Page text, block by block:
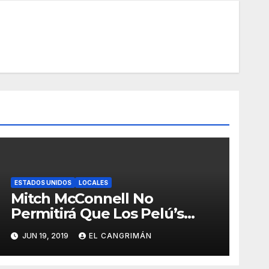
ESTADOS UNIDOS LOCALES
Mitch McConnell No
Permitirá Que Los Pelú’s
Socialistas Comunistas Del
PNP Logren La Estadidad
JUN 19, 2019 EL CANGRIMÁN